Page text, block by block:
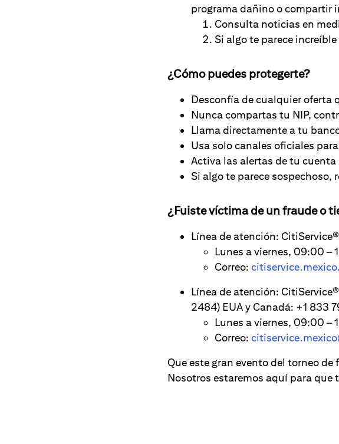
programa dañino o compartir
Consulta noticias en
Si algo te parece
¿Cómo puedes protegerte?
Desconfía de cualquier oferta
Nunca compartas tu NIP,
Llama directamente a tu
Usa solo canales oficiales
Activa las alertas de tu
Si algo te parece sospechoso,
¿Fuiste víctima de un fraude o
Línea de atención:
Lunes a viernes, 09:00 –
Correo:
Línea de atención:
2484) EUA y Canadá: +1 833
Lunes a viernes, 09:00 –
Correo:
Que este gran evento del torneo
Nosotros estaremos aquí para que